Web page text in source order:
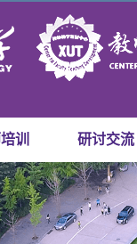
训 研讨交流